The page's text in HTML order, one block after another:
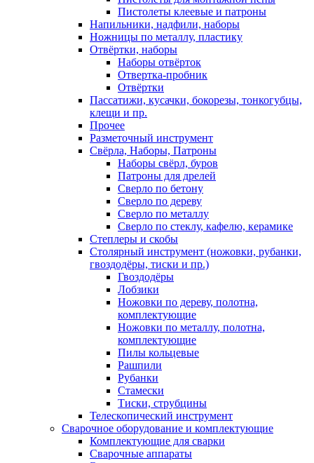
Пистолеты клеевые и патроны
Напильники, надфили, наборы
Ножницы по металлу, пластику
Отвёртки, наборы
Наборы отвёрток
Отвертка-пробник
Отвёртки
Пассатижи, кусачки, бокорезы, тонкогубцы,
клещи и пр.
Прочее
Разметочный инструмент
Свёрла, Наборы, Патроны
Наборы свёрл, буров
Патроны для дрелей
Сверло по бетону
Сверло по дереву
Сверло по металлу
Сверло по стеклу, кафелю, керамике
Степлеры и скобы
Столярный инструмент (ножовки, рубанки,
гвоздодёры, тиски и пр.)
Гвоздодёры
Лобзики
Ножовки по дереву, полотна,
комплектующие
Ножовки по металлу, полотна,
комплектующие
Пилы кольцевые
Рашпили
Рубанки
Стамески
Тиски, струбцины
Телескопический инструмент
Сварочное оборудование и комплектующие
Комплектующие для сварки
Сварочные аппараты